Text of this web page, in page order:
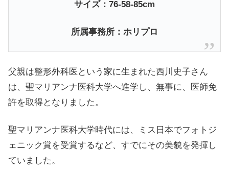
サイズ：76-58-85cm
所属事務所：ホリプロ
父親は整形外科医という家に生まれた西川史子さん
は、聖マリアンナ医科大学へ進学し、無事に、医師免
許を取得となりました。
聖マリアンナ医科大学時代には、ミス日本でフォトジ
ェニック賞を受賞するなど、すでにその美貌を発揮し
ていました。